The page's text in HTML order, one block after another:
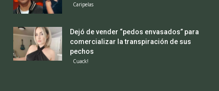
Caripelas
Dejó de vender “pedos envasados” para
comercializar la transpiración de sus
pechos
Cuack!